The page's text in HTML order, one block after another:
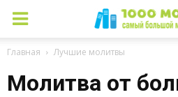
Главная Лучшие молитвы
Молитва от